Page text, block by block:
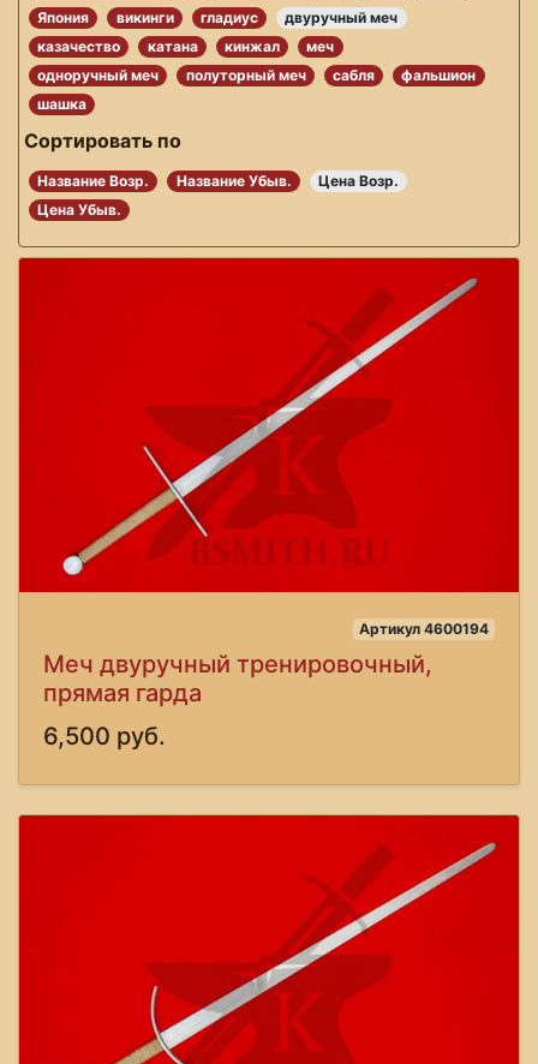
Япония
викинги гладиус
двуручный меч
казачество
катана кинжал
меч
одноручный меч
полуторный меч сабля
фальшион
шашка
Сортировать по
Название Возр. Название Убыв.
Цена Возр.
Цена Убыв.
Артикул 4600194
Меч двуручный тренировочный,
прямая гарда
6,500 руб.